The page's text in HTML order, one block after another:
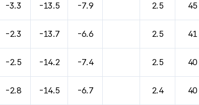
-3.3 -13.5 -7.9 2.5 45
-2.3 -13.7 -6.6 2.5 41
-2.5 -14.2 -7.4 2.5 40
-2.8 -14.5 -6.7 2.4 40